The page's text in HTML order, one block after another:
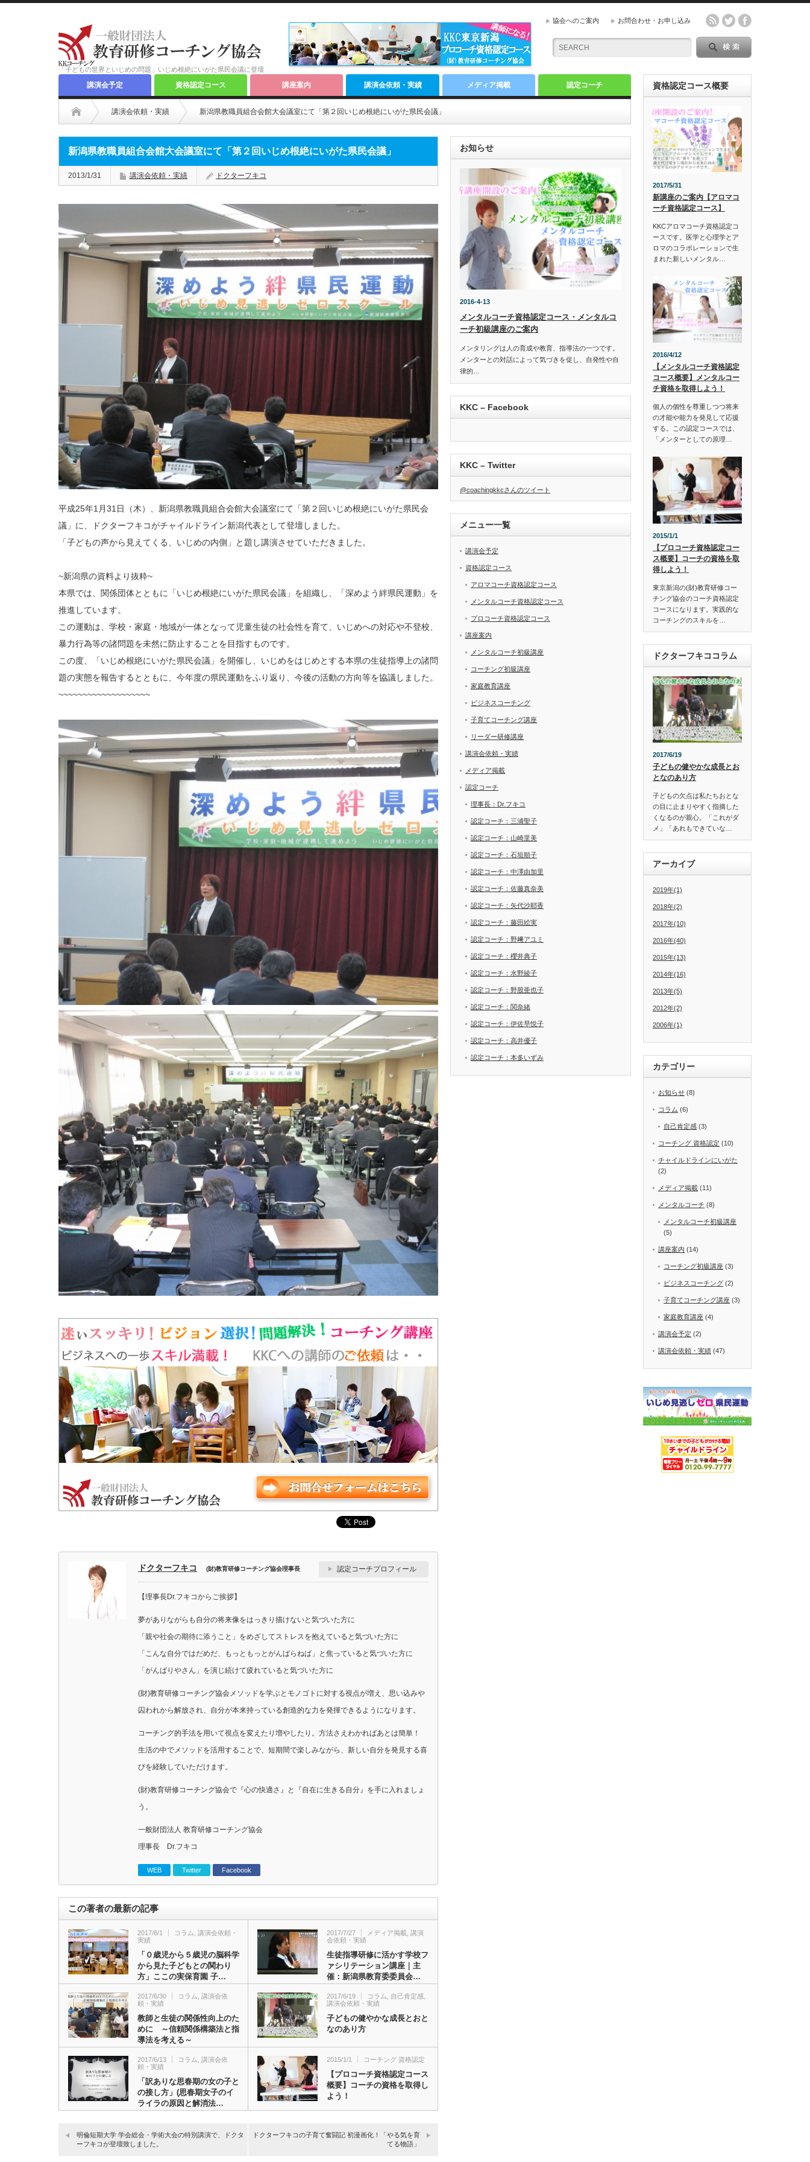
「子どもの世界といじめの問題」いじめ根絶にいがた県民会議に登壇
協会へのご案内 お問合わせ・お申し込み
講演会予定 資格認定コース 講座案内 講演会依頼・実績 メディア掲載 認定コーチ
講演会依頼・実績 新潟県教職員組合会館大会議室にて「第２回いじめ根絶にいがた県民会議」
新潟県教職員組合会館大会議室にて「第２回いじめ根絶にいがた県民会議」
2013/1/31 講演会依頼・実績 ドクターフキコ
平成25年1月31日（木）、新潟県教職員組合会館大会議室にて「第２回いじめ根絶にいがた県民会
議」に、ドクターフキコがチャイルドライン新潟代表として登壇しました。
「子どもの声から見えてくる、いじめの内側」と題し講演させていただきました。
~新潟県の資料より抜粋~
本県では、関係団体とともに「いじめ根絶にいがた県民会議」を組織し、「深めよう絆県民運動」を
推進しています。
この運動は、学校・家庭・地域が一体となって児童生徒の社会性を育て、いじめへの対応や不登校、
暴力行為等の諸問題を未然に防止することを目指すものです。
この度、「いじめ根絶にいがた県民会議」を開催し、いじめをはじめとする本県の生徒指導上の諸問
題の実態を報告するとともに、今年度の県民運動をふり返り、今後の活動の方向等を協議しました。
~~~~~~~~~~~~~~~~~~~
ドクターフキコ (財)教育研修コーチング協会理事長 認定コーチプロフィール
【理事長Dr.フキコからご挨拶】
夢がありながらも自分の将来像をはっきり描けないと気づいた方に
「親や社会の期待に添うこと」をめざしてストレスを抱えていると気づいた方に
「こんな自分ではだめだ、もっともっとがんばらねば」と焦っていると気づいた方に
「がんばりやさん」を演じ続けて疲れていると気づいた方に
(財)教育研修コーチング協会メソッドを学ぶとモノゴトに対する視点が増え、思い込みや
囚われから解放され、自分が本来持っている創造的な力を発揮できるようになります。
コーチング的手法を用いて視点を変えたり増やしたり。方法さえわかればあとは簡単！
生活の中でメソッドを活用することで、短期間で楽しみながら、新しい自分を発見する喜
びを経験していただけます。
(財)教育研修コーチング協会で『心の快適さ』と『自在に生きる自分』を手に入れましょ
う。
一般財団法人 教育研修コーチング協会
理事長 Dr.フキコ
WEB Twitter Facebook
この著者の最新の記事
2017/8/1 コラム 講演会依頼・
実績
「０歳児から５歳児の脳科学
から見た子どもとの関わり
方」ここの実保育園 子…
2017/7/27 メディア掲載 講演
会依頼・実績
生徒指導研修に活かす学校フ
ァシリテーション講座｜主
催：新潟県教育委委員会…
2017/6/30 コラム 講演会依
頼・実績
教師と生徒の関係性向上のた
めに ～信頼関係構築法と指
導法を考える～
2017/6/19 コラム 自己肯定感
講演会依頼・実績
子どもの健やかな成長とおと
なのあり方
2017/6/13 コラム 講演会依
頼・実績
「訳ありな思春期の女の子と
の接し方」(思春期女子のイ
ライラの原因と解消法…
2015/1/1 コーチング 資格認定
【プロコーチ資格認定コース
概要】コーチの資格を取得し
よう！
明倫短期大学 学会総会・学術大会の特別講演で、ドクタ
ーフキコが登壇致しました。
ドクターフキコの子育て奮闘記 初漫画化！「やる気を育
てる物語」
お知らせ
2016-4-13
メンタルコーチ資格認定コース・メンタルコ
ーチ初級講座のご案内
メンタリングは人の育成や教育、指導法の一つです。
メンターとの対話によって気づきを促し、自発性や自
律的…
KKC – Facebook
KKC – Twitter
@coachingkkcさんのツイート
メニュー一覧
講演会予定
資格認定コース
アロマコーチ資格認定コース
メンタルコーチ資格認定コース
プロコーチ資格認定コース
講座案内
メンタルコーチ初級講座
コーチング初級講座
家庭教育講座
ビジネスコーチング
子育てコーチング講座
リーダー研修講座
講演会依頼・実績
メディア掲載
認定コーチ
理事長：Dr.フキコ
認定コーチ：三浦聖子
認定コーチ：山崎里美
認定コーチ：石垣順子
認定コーチ：中澤由加里
認定コーチ：佐藤真奈美
認定コーチ：矢代沙耶香
認定コーチ：藤田絵実
認定コーチ：野﨑アユミ
認定コーチ：櫻井典子
認定コーチ：水野綾子
認定コーチ：野股亜也子
認定コーチ：関奈緒
認定コーチ：伊佐早悦子
認定コーチ：高井優子
認定コーチ：本多いずみ
資格認定コース概要
2017/5/31
新講座のご案内【アロマコ
ーチ資格認定コース】
KKCアロマコーチ資格認定コ
ースです。医学と心理学とア
ロマのコラボレーションで生
まれた新しいメンタル…
2016/4/12
【メンタルコーチ資格認定
コース概要】メンタルコー
チ資格を取得しよう！
個人の個性を尊重しつつ将来
の才能や能力を発見して応援
する。この認定コースでは、
「メンターとしての原理…
2015/1/1
【プロコーチ資格認定コー
ス概要】コーチの資格を取
得しよう！
東京新潟の(財)教育研修コー
チング協会のコーチ資格認定
コースになります。実践的な
コーチングのスキルを…
ドクターフキココラム
2017/6/19
子どもの健やかな成長とお
となのあり方
子どもの欠点は私たちおとな
の目に止まりやすく指摘した
くなるのが親心。「これがダ
メ」「あれもできていな…
アーカイブ
2019年(1)
2018年(2)
2017年(10)
2016年(40)
2015年(13)
2014年(16)
2013年(5)
2012年(2)
2006年(1)
カテゴリー
お知らせ (8)
コラム (6)
自己肯定感 (3)
コーチング 資格認定 (10)
チャイルドラインにいがた
(2)
メディア掲載 (11)
メンタルコーチ (8)
メンタルコーチ初級講座
(5)
講座案内 (14)
コーチング初級講座 (3)
ビジネスコーチング (2)
子育てコーチング講座 (3)
家庭教育講座 (4)
講演会予定 (2)
講演会依頼・実績 (47)